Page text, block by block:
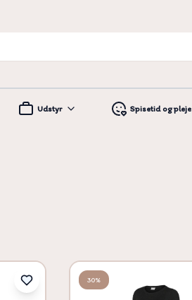
Udstyr Spisetid og pleje
30%